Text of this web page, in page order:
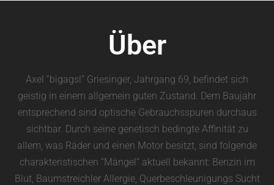
Über
Axel “bigagsl” Griesinger, Jahrgang 69, befindet sich
geistig in einem allgemein guten Zustand. Dem Baujahr
entsprechend sind optische Gebrauchsspuren durchaus
sichtbar. Durch seine genetisch bedingte Affinität zu
allem, was Räder und einen Motor besitzt, sind folgende
charakteristischen “Mängel” aktuell bekannt: Benzin im
Blut, Baumstreichler Allergie, Querbeschleunigungs Sucht